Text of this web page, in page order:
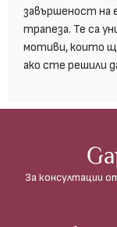
завършеност на
трапеза. Те са
мотиви, които
ако сте решили
За консултации